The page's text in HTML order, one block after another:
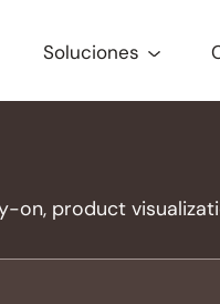
Soluciones
product